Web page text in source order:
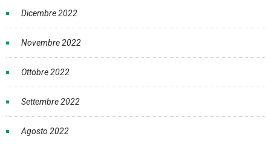
Dicembre 2022
Novembre 2022
Ottobre 2022
Settembre 2022
Agosto 2022